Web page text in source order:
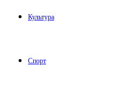
Культура
Спорт